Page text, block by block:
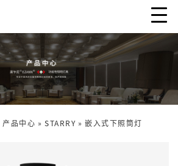
产品中心 » STARRY » 嵌入式下照筒灯